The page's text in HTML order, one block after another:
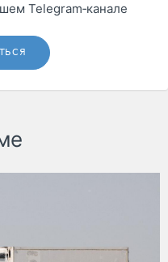
Telegram‑канале